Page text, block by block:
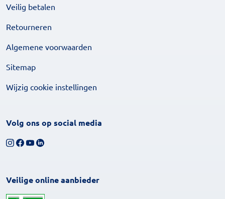
Veilig betalen
Retourneren
Algemene voorwaarden
Sitemap
Wijzig cookie instellingen
Volg ons op social media
Volg ons op Instagram
Volg ons op Facebook
Bekijk ons YouTube-kanaal
Volg ons op LinkedIn
Veilige online aanbieder